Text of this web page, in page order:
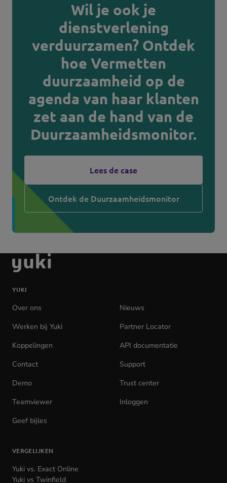
Wil je ook je
dienstverlening
verduurzamen? Ontdek
hoe Vermetten
duurzaamheid op de
agenda van haar klanten
zet aan de hand van de
Duurzaamheidsmonitor.
Lees de case
Ontdek de Duurzaamheidsmonitor
Ga
naar
homepage
YUKI
Over ons
Nieuws
Werken bij Yuki
Partner Locator
Koppelingen
API documentatie
Contact
Support
Demo
Trust center
Teamviewer
Inloggen
Geef bijles
VERGELIJKEN
Yuki vs. Exact Online
Yuki vs Twinfield